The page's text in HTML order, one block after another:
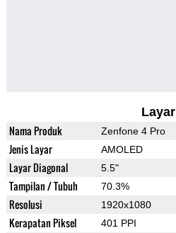
Layar
Nama Produk Zenfone 4 Pro
Jenis Layar AMOLED
Layar Diagonal 5.5"
Tampilan / Tubuh 70.3%
Resolusi 1920x1080
Kerapatan Piksel 401 PPI